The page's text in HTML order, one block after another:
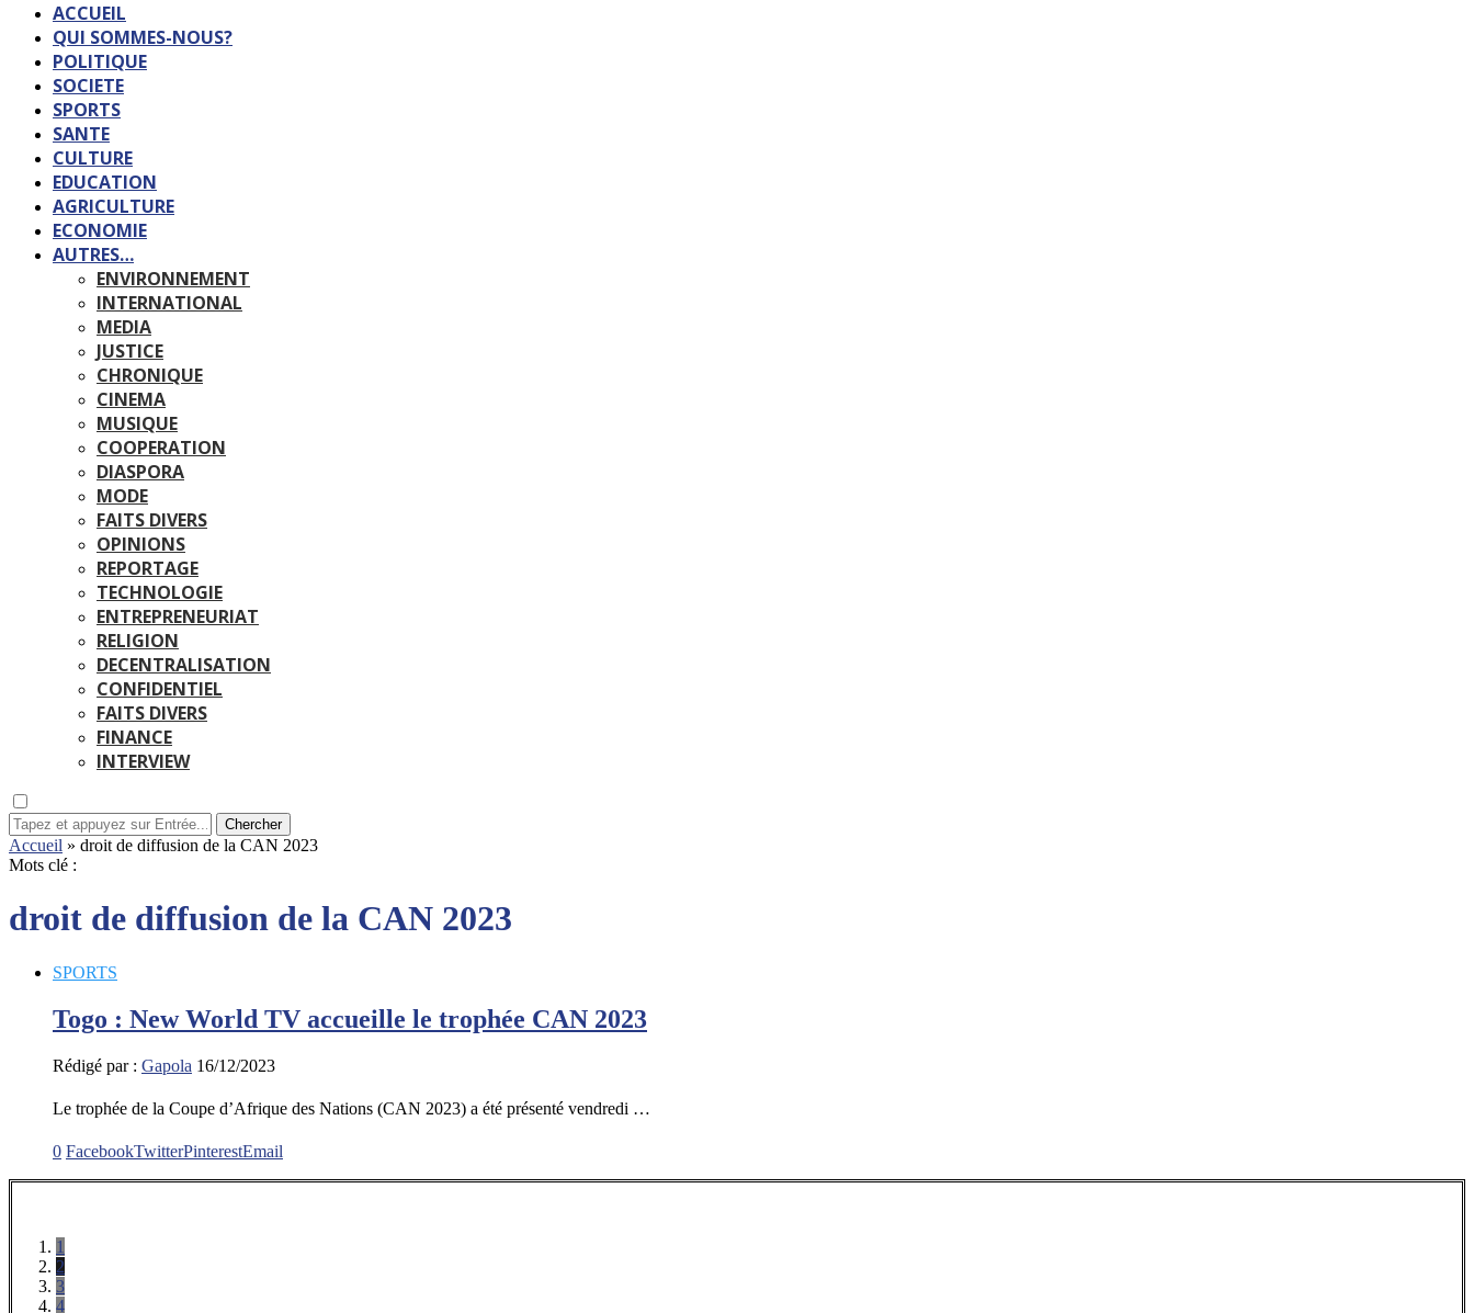
ACCUEIL
QUI SOMMES-NOUS?
POLITIQUE
SOCIETE
SPORTS
SANTE
CULTURE
EDUCATION
AGRICULTURE
ECONOMIE
AUTRES…
ENVIRONNEMENT
INTERNATIONAL
MEDIA
JUSTICE
CHRONIQUE
CINEMA
MUSIQUE
COOPERATION
DIASPORA
MODE
FAITS DIVERS
OPINIONS
REPORTAGE
TECHNOLOGIE
ENTREPRENEURIAT
RELIGION
DECENTRALISATION
CONFIDENTIEL
FAITS DIVERS
FINANCE
INTERVIEW
Chercher
Accueil » droit de diffusion de la CAN 2023
Mots clé :
droit de diffusion de la CAN 2023
SPORTS
Togo : New World TV accueille le trophée CAN 2023
Rédigé par : Gapola 16/12/2023
Le trophée de la Coupe d’Afrique des Nations (CAN 2023) a été présenté vendredi …
0 FacebookTwitterPinterestEmail
1
2
3
4